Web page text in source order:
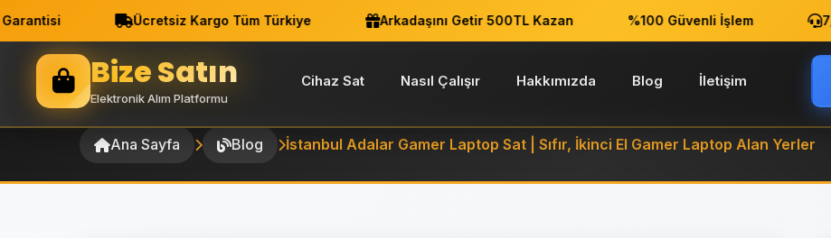
Ücretsiz Kargo Tüm Türkiye Arkadaşını Getir 500TL Kazan %100 Güvenli İşlem 7/24
Bize Satın
Elektronik Alım Platformu
Cihaz Sat Nasıl Çalışır Hakkımızda Blog İletişim
Ana Sayfa Blog İstanbul Adalar Gamer Laptop Sat | Sıfır, İkinci El Gamer Laptop Alan Yerler